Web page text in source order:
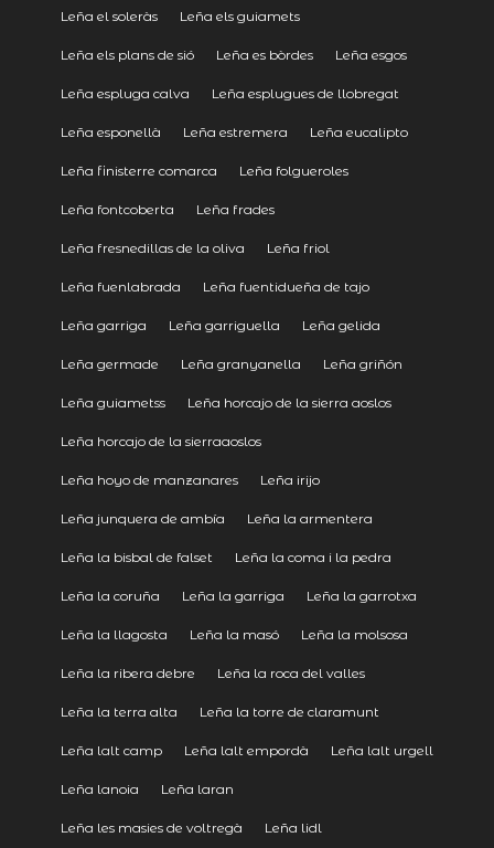
Leña el soleràs Leña els guiamets
Leña els plans de sió Leña es bòrdes Leña esgos
Leña espluga calva Leña esplugues de llobregat
Leña esponellà Leña estremera Leña eucalipto
Leña finisterre comarca Leña folgueroles
Leña fontcoberta Leña frades
Leña fresnedillas de la oliva Leña friol
Leña fuenlabrada Leña fuentidueña de tajo
Leña garriga Leña garriguella Leña gelida
Leña germade Leña granyanella Leña griñón
Leña guiametss Leña horcajo de la sierra aoslos
Leña horcajo de la sierraaoslos
Leña hoyo de manzanares Leña irijo
Leña junquera de ambía Leña la armentera
Leña la bisbal de falset Leña la coma i la pedra
Leña la coruña Leña la garriga Leña la garrotxa
Leña la llagosta Leña la masó Leña la molsosa
Leña la ribera debre Leña la roca del valles
Leña la terra alta Leña la torre de claramunt
Leña lalt camp Leña lalt empordà Leña lalt urgell
Leña lanoia Leña laran
Leña les masies de voltregà Leña lidl